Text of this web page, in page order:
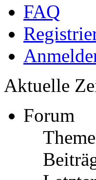
FAQ
Aktuelle
Forum